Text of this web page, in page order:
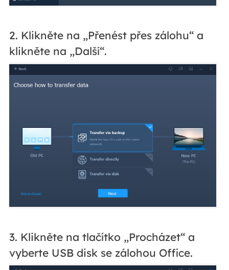
2. Klikněte na „Přenést přes zálohu“ a
klikněte na „Další“.
3. Klikněte na tlačítko „Procházet“ a
vyberte USB disk se zálohou Office.